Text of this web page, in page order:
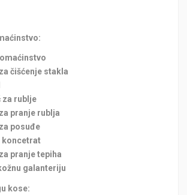
čišćenje stakla
za rublje
pranje rublja
posuđe
koncetrat
pranje tepiha
galanteriju
kose: